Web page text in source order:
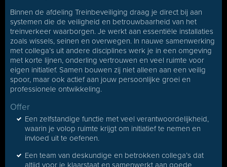
Binnen de afdeling Treinbeveiliging draag je direct bij aan
systemen die de veiligheid en betrouwbaarheid van het
treinverkeer waarborgen. Je werkt aan essentiële installaties
zoals wissels, seinen en overwegen. In nauwe samenwerking
met collega’s uit andere disciplines werk je in een omgeving
met korte lijnen, onderling vertrouwen en veel ruimte voor
eigen initiatief. Samen bouwen zij niet alleen aan een veilig
spoor, maar ook actief aan jouw persoonlijke groei en
professionele ontwikkeling.
Offer
Een zelfstandige functie met veel verantwoordelijkheid,
waarin je volop ruimte krijgt om initiatief te nemen en
invloed uit te oefenen.
Een team van deskundige en betrokken collega’s dat
altijd voor je klaarstaat en samenwerkt aan goede